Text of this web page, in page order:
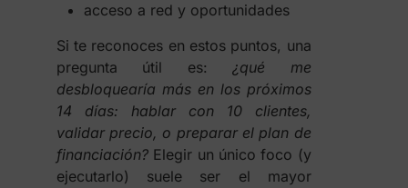
acceso a red y oportunidades
Si te reconoces en estos puntos, una
pregunta útil es:¿qué me
desbloquearía más en los próximos
14 días: hablar con 10 clientes,
validar precio, o preparar el plan de
financiación?Elegir un único foco (y
ejecutarlo) suele ser el mayor